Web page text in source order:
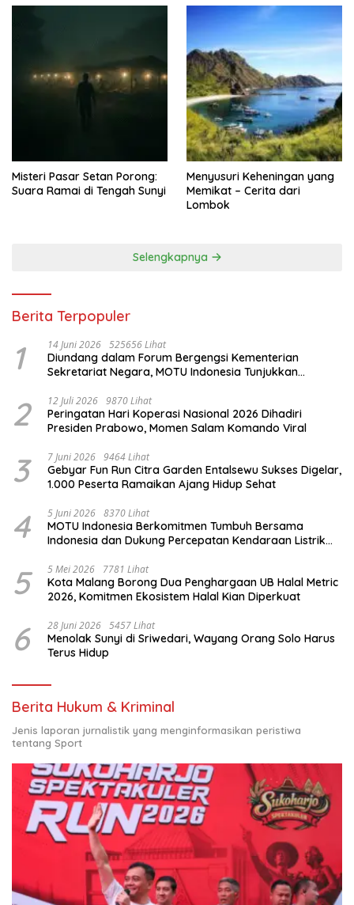
Misteri Pasar Setan Porong:
Suara Ramai di Tengah Sunyi
Menyusuri Keheningan yang
Memikat – Cerita dari
Lombok
Selengkapnya
Berita Terpopuler
1 14 Juni 2026 525656 Lihat
Diundang dalam Forum Bergengsi Kementerian
Sekretariat Negara, MOTU Indonesia Tunjukkan
2 12 Juli 2026 9870 Lihat
Peringatan Hari Koperasi Nasional 2026 Dihadiri
Presiden Prabowo, Momen Salam Komando Viral
3 7 Juni 2026 9464 Lihat
Gebyar Fun Run Citra Garden Entalsewu Sukses Digelar,
1.000 Peserta Ramaikan Ajang Hidup Sehat
4 5 Juni 2026 8370 Lihat
MOTU Indonesia Berkomitmen Tumbuh Bersama
Indonesia dan Dukung Percepatan Kendaraan Listrik
5 5 Mei 2026 7781 Lihat
Kota Malang Borong Dua Penghargaan UB Halal Metric
2026, Komitmen Ekosistem Halal Kian Diperkuat
6 28 Juni 2026 5457 Lihat
Menolak Sunyi di Sriwedari, Wayang Orang Solo Harus
Terus Hidup
Berita Hukum & Kriminal
Jenis laporan jurnalistik yang menginformasikan peristiwa
tentang Sport